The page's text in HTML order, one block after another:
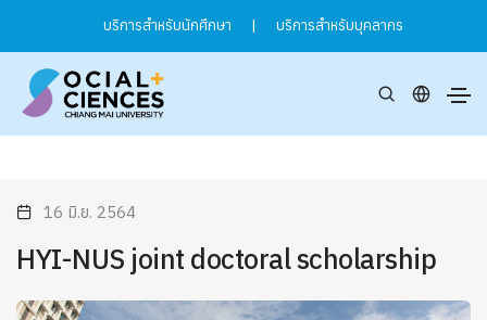
บริการสำหรับนักศึกษา | บริการสำหรับบุคลากร
16 มิ.ย. 2564
HYI-NUS joint doctoral scholarship